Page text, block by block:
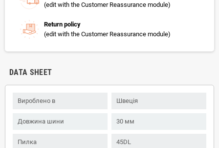
(edit with the Customer Reassurance module)
Return policy
(edit with the Customer Reassurance module)
DATA SHEET
Вироблено в Швеція
Довжина шини 30 мм
Пилка 45DL